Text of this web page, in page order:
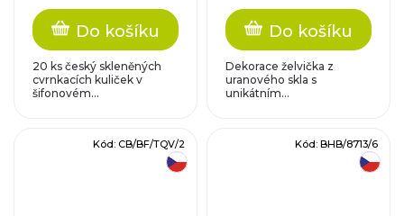
Do košíku
20 ks český skleněných
cvrnkacích kuliček v
šifonovém...
Do košíku
Dekorace želvička z
uranového skla s
unikátním...
Kód: CB/BF/TQV/2 Kód: BHB/8713/6